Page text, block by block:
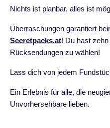
Nichts ist planbar, alles ist
Überraschungen garantiert
Secretpacks.at! Du hast
Rücksendungen zu wählen!
Lass dich von jedem
Ein Erlebnis für alle, die
Unvorhersehbare lieben.